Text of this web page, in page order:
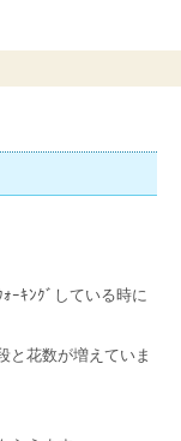
ｰｷﾝｸﾞしている時に
と花数が増えていま